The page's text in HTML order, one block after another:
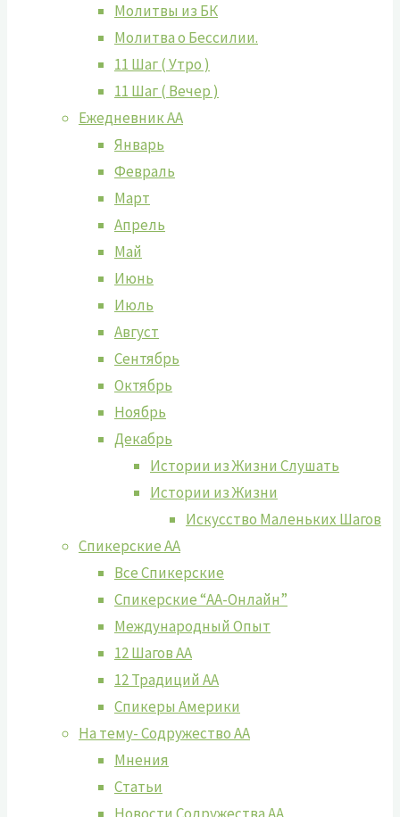
Молитвы из БК
Молитва о Бессилии.
11 Шаг ( Утро )
11 Шаг ( Вечер )
Ежедневник АА
Январь
Февраль
Март
Апрель
Май
Июнь
Июль
Август
Сентябрь
Октябрь
Ноябрь
Декабрь
Истории из Жизни Слушать
Истории из Жизни
Искусство Маленьких Шагов
Спикерские АА
Все Спикерские
Спикерские “АА-Онлайн”
Международный Опыт
12 Шагов АА
12 Традиций АА
Спикеры Америки
На тему- Содружество АА
Мнения
Статьи